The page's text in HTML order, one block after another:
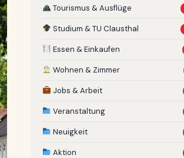
Tourismus & Ausflüge
Studium & TU Clausthal
Essen & Einkaufen
Wohnen & Zimmer
Jobs & Arbeit
Veranstaltung
Neuigkeit
Aktion